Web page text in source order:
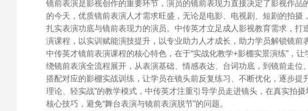
镜前表演是影视创作的重要环节，演员的镜前表现力直接决定了影视作品
的今天，优质镜前表演人才需求旺盛，无论是电影、电视剧、短剧的拍摄
扎实表演功底与镜前表现力的演员。中传英才立足成人影视教育需求，打
演课程，以实训赋能演技提升，以专业助力人才成长，助力学员解锁镜前
中传英才镜前表演课程的核心特色，在于“实战化教学+影棚实景演练”，
绕镜前表演全流程展开，从表演基础、情感表达、台词功底，到镜前走位
搭配对应的影棚实战训练，让学员在镜头前反复练习、不断优化，逐步提
理论、轻实战”的教学模式，中传英才注重引导学员走进镜头，在真实拍
核心技巧，避免“舞台表演与镜前表演脱节”的问题。